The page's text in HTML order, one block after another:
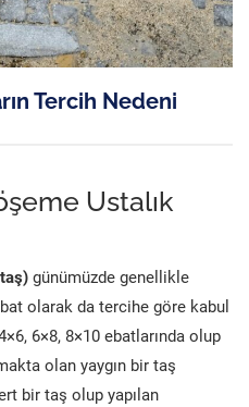
Tercih Nedeni
Ustalık
günümüzde genellikle
olarak da tercihe göre kabul
6×8, 8×10 ebatlarında olup
olan yaygın bir taş
bir taş olup yapılan